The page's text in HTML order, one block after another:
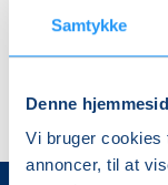
Samtykke
Denne
Vi bruger cookies
annoncer, til at